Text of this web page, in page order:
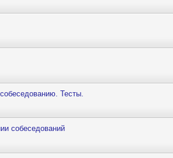
Тесты.
собеседований